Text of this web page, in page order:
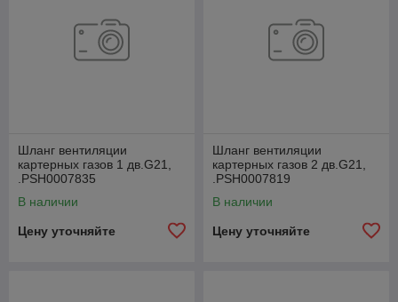
Шланг вентиляции
картерных газов 1 дв.G21,
.РSН0007835
В наличии
Цену уточняйте
Шланг вентиляции
картерных газов 2 дв.G21,
.РSН0007819
В наличии
Цену уточняйте